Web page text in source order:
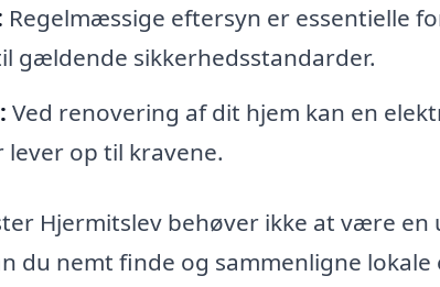
Regelmæssige eftersyn er essentielle
gældende sikkerhedsstandarder.
Ved renovering af dit hjem kan en
op til kravene.
Hjermitslev behøver ikke at være en
du nemt finde og sammenligne lokale